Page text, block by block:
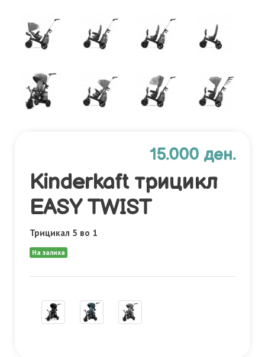
15.000 ден.
Kinderkaft трицикл
EASY TWIST
Трицикал 5 во 1
На залиха